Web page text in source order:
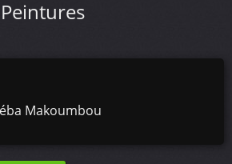
Peintures
Makoumbou